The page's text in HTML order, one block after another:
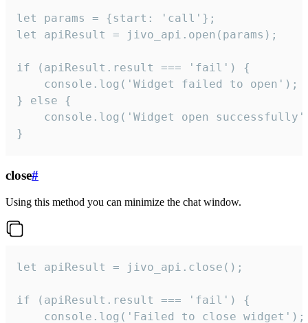
let params = {start: 'call'};
let apiResult = jivo_api.open(params);
if (apiResult.result === 'fail') {
    console.log('Widget failed to open');
} else {
console.log('Widget open
}
close#
Using this method you can minimize the chat window.
let apiResult = jivo_api.close();
if (apiResult.result === 'fail') {
    console.log('Failed to close widget');